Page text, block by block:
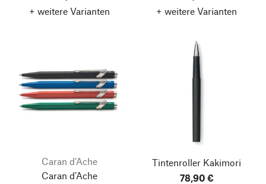
+ weitere Varianten
+ weitere Varianten
Caran d’Ache
Caran d’Ache
Tintenroller Kakimori
78,90 €